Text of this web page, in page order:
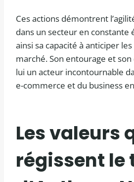
Ces actions démontrent
dans un secteur en constante
ainsi sa capacité à anticiper
marché. Son entourage et
lui un acteur incontournable
e-commerce et du business
Les valeurs
régissent le